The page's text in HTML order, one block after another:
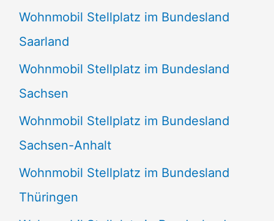
Wohnmobil Stellplatz im Bundesland
Saarland
Wohnmobil Stellplatz im Bundesland
Sachsen
Wohnmobil Stellplatz im Bundesland
Sachsen-Anhalt
Wohnmobil Stellplatz im Bundesland
Thüringen